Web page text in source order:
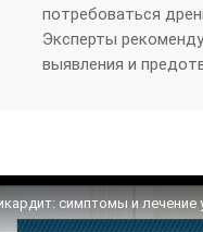
потребоваться
Эксперты
выявления и